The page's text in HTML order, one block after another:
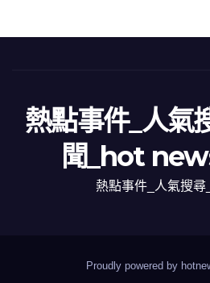
熱點事件_人氣
聞_hot
熱點事件_人氣搜尋
Proudly powered by